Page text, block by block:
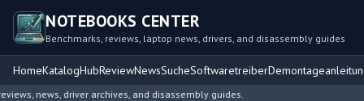
NOTEBOOKS CENTER
Benchmarks, reviews, laptop news, drivers, and disassembly guides
HomeKatalogHubReviewNewsSucheSoftwaretreiber
news, driver archives, and disassembly guides.